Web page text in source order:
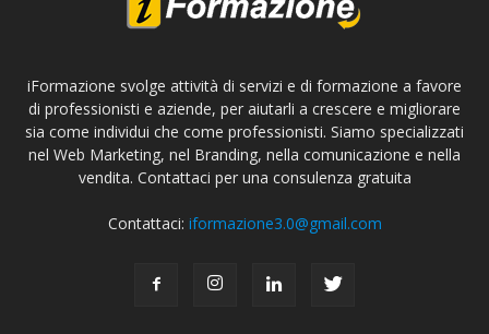
iFormazione svolge attività di servizi e di formazione a favore
di professionisti e aziende, per aiutarli a crescere e migliorare
sia come individui che come professionisti. Siamo specializzati
nel Web Marketing, nel Branding, nella comunicazione e nella
vendita. Contattaci per una consulenza gratuita
Contattaci: iformazione3.0@gmail.com